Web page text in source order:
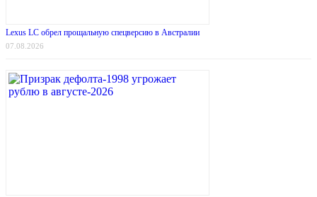
Lexus LC обрел прощальную спецверсию в Австралии
07.08.2026